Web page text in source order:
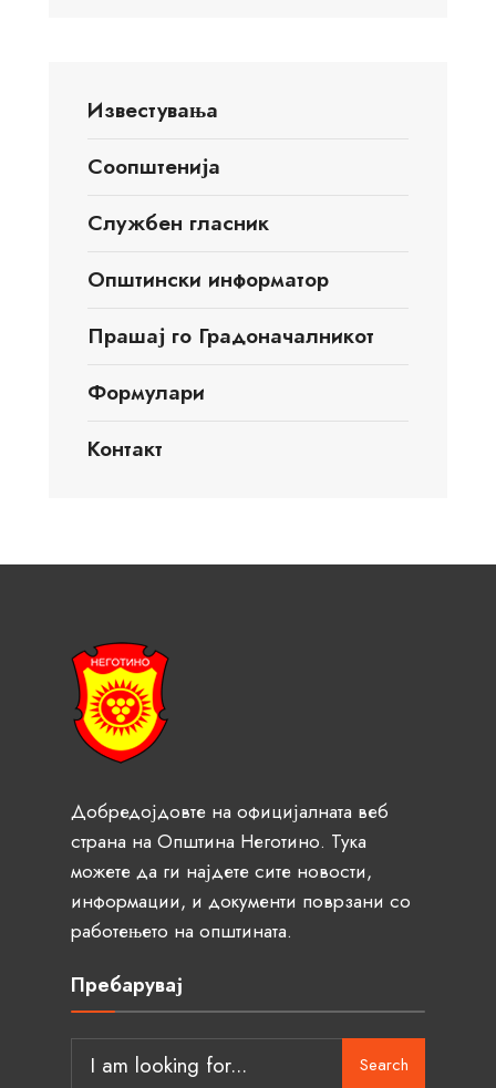
Известувања
Соопштенија
Службен гласник
Општински информатор
Прашај го Градоначалникот
Формулари
Контакт
Добредојдовте на официјалната веб
страна на Општина Неготино. Тука
можете да ги најдете сите новости,
информации, и документи поврзани со
работењето на општината.
Пребарувај
Search